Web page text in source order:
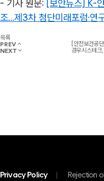
- 기사 원문: [보안뉴스] K-
조...제3차 첨단미래포럼·연
목록
PREV
[안전보건공
NEXT
경우시스테
Privacy Policy Rejection